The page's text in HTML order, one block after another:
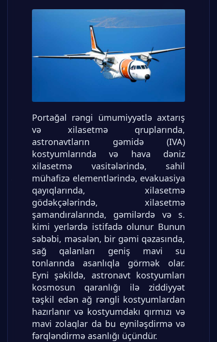
Portağal rəngi ümumiyyətlə axtarış
və xilasetmə qruplarında,
astronavtların gəmidə (IVA)
kostyumlarında və hava dəniz
xilasetmə vasitələrində, sahil
mühafizə elementlərində, evakuasiya
qayıqlarında, xilasetmə
gödəkçələrində, xilasetmə
şamandıralarında, gəmilərdə və s.
kimi yerlərdə istifadə olunur Bunun
səbəbi, məsələn, bir gəmi qəzasında,
sağ qalanları geniş mavi su
tonlarında asanlıqla görmək olar.
Eyni şəkildə, astronavt kostyumları
kosmosun qaranlığı ilə ziddiyyət
təşkil edən ağ rəngli kostyumlardan
hazırlanır və kostyumdakı qırmızı və
mavi zolaqlar da bu eyniləşdirmə və
fərqləndirmə asanlığı üçündür.